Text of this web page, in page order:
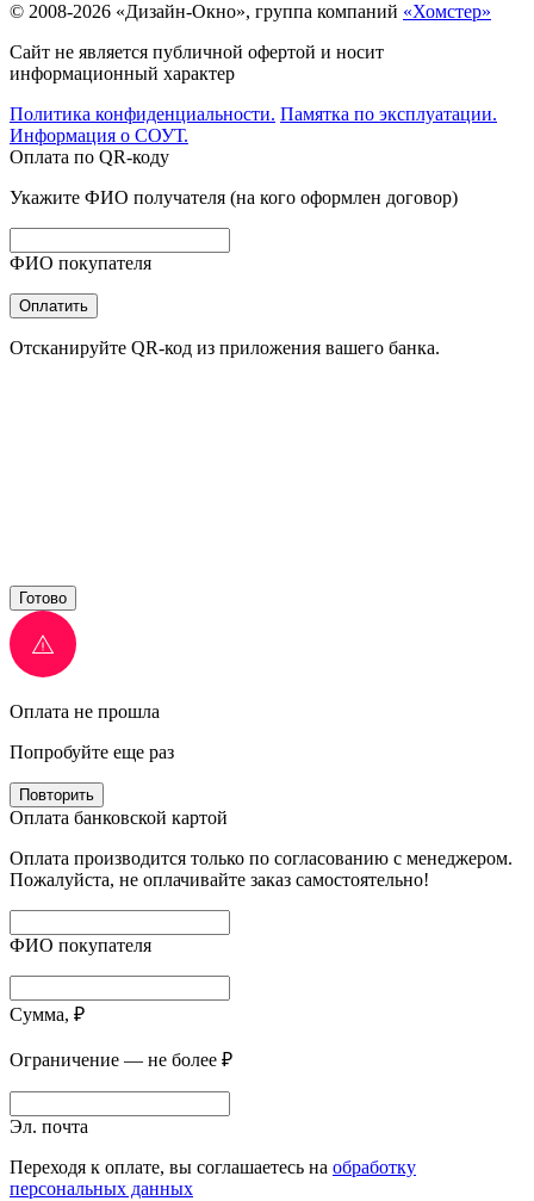
© 2008-2026 «Дизайн-Окно», группа компаний «Хомстер»
Сайт не является публичной офертой и носит
информационный характер
Политика конфиденциальности. Памятка по эксплуатации.
Информация о СОУТ.
Оплата по QR-коду
Укажите ФИО получателя (на кого оформлен договор)
ФИО покупателя
Оплатить
Отсканируйте QR-код из приложения вашего банка.
Готово
Оплата не прошла
Попробуйте еще раз
Повторить
Оплата банковской картой
Оплата производится только по согласованию с менеджером.
Пожалуйста, не оплачивайте заказ самостоятельно!
ФИО покупателя
Сумма, ₽
Ограничение — не более ₽
Эл. почта
Переходя к оплате, вы соглашаетесь на обработку
персональных данных